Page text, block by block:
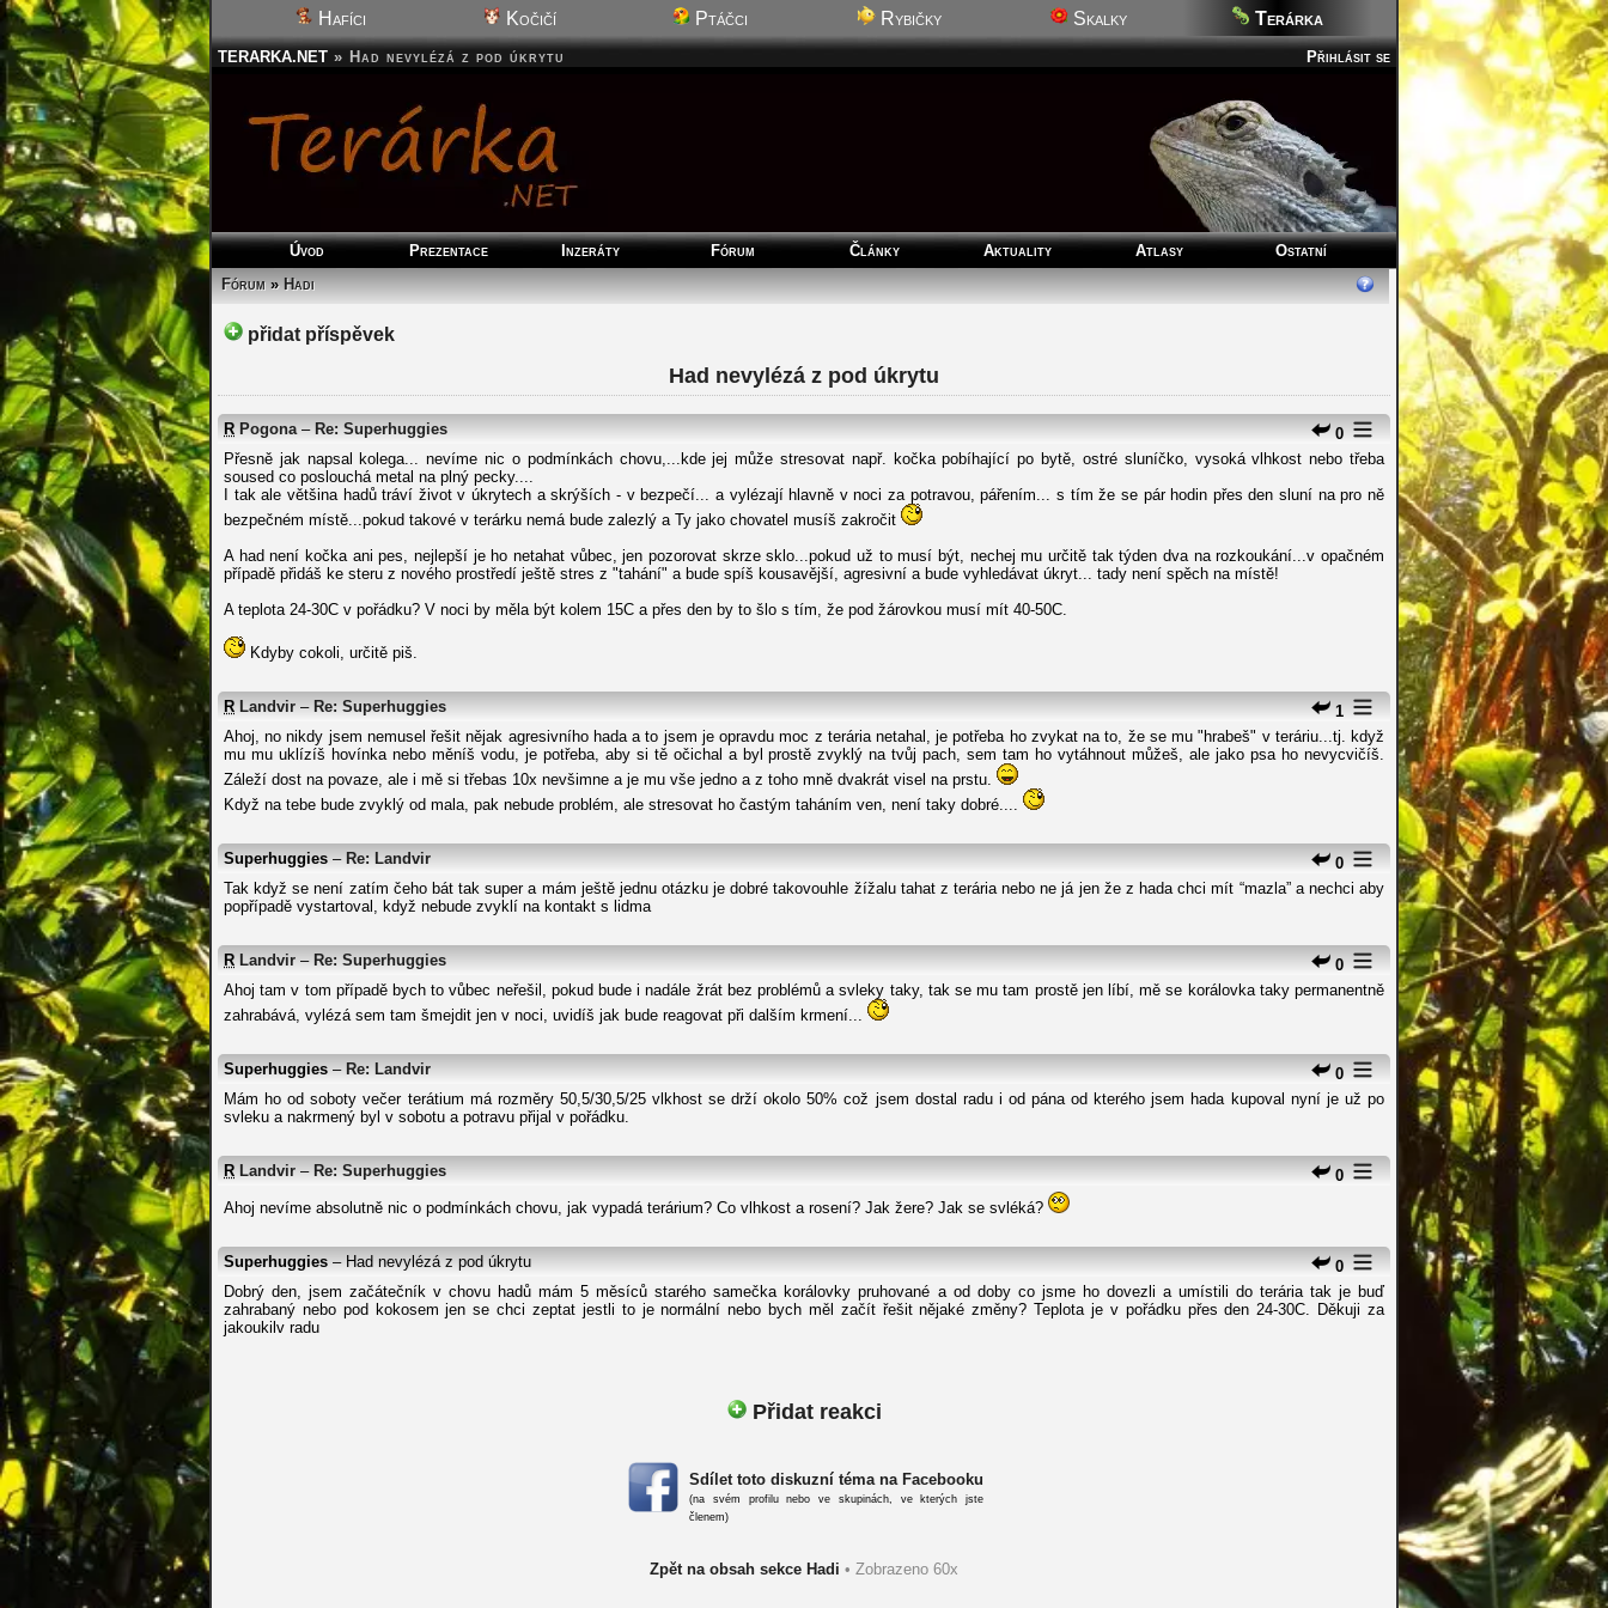
Hafíci Kočičí Ptáčci Rybičky Skalky Terárka
Přihlásit se
TERARKA.NET » Had nevylézá z pod úkrytu
Úvod Prezentace Inzeráty Fórum Články Aktuality Atlasy
Ostatní
Fórum»Hadi
přidat příspěvek
Had nevylézá z pod úkrytu
0
R Pogona – Re: Superhuggies
Přesně jak napsal kolega... nevíme nic o podmínkách chovu,...kde jej může stresovat např. kočka pobíhající po bytě, ostré sluníčko, vysoká vlhkost nebo třeba
soused co poslouchá metal na plný pecky....
I tak ale většina hadů tráví život v úkrytech a skrýších - v bezpečí... a vylézají hlavně v noci za potravou, pářením... s tím že se pár hodin přes den sluní na pro ně
bezpečném místě...pokud takové v terárku nemá bude zalezlý a Ty jako chovatel musíš zakročit
A had není kočka ani pes, nejlepší je ho netahat vůbec, jen pozorovat skrze sklo...pokud už to musí být, nechej mu určitě tak týden dva na rozkoukání...v opačném
případě přidáš ke steru z nového prostředí ještě stres z "tahání" a bude spíš kousavější, agresivní a bude vyhledávat úkryt... tady není spěch na místě!
A teplota 24-30C v pořádku? V noci by měla být kolem 15C a přes den by to šlo s tím, že pod žárovkou musí mít 40-50C.
Kdyby cokoli, určitě piš.
1
R Landvir – Re: Superhuggies
Ahoj, no nikdy jsem nemusel řešit nějak agresivního hada a to jsem je opravdu moc z terária netahal, je potřeba ho zvykat na to, že se mu "hrabeš" v teráriu...tj. když
mu mu uklízíš hovínka nebo měníš vodu, je potřeba, aby si tě očichal a byl prostě zvyklý na tvůj pach, sem tam ho vytáhnout můžeš, ale jako psa ho nevycvičíš.
Záleží dost na povaze, ale i mě si třebas 10x nevšimne a je mu vše jedno a z toho mně dvakrát visel na prstu.
Když na tebe bude zvyklý od mala, pak nebude problém, ale stresovat ho častým taháním ven, není taky dobré....
0
Superhuggies – Re: Landvir
Tak když se není zatím čeho bát tak super a mám ještě jednu otázku je dobré takovouhle žížalu tahat z terária nebo ne já jen že z hada chci mít “mazla” a nechci aby
popřípadě vystartoval, když nebude zvyklí na kontakt s lidma
0
R Landvir – Re: Superhuggies
Ahoj tam v tom případě bych to vůbec neřešil, pokud bude i nadále žrát bez problémů a svleky taky, tak se mu tam prostě jen líbí, mě se korálovka taky permanentně
zahrabává, vylézá sem tam šmejdit jen v noci, uvidíš jak bude reagovat při dalším krmení...
0
Superhuggies – Re: Landvir
Mám ho od soboty večer terátium má rozměry 50,5/30,5/25 vlkhost se drží okolo 50% což jsem dostal radu i od pána od kterého jsem hada kupoval nyní je už po
svleku a nakrmený byl v sobotu a potravu přijal v pořádku.
0
R Landvir – Re: Superhuggies
Ahoj nevíme absolutně nic o podmínkách chovu, jak vypadá terárium? Co vlhkost a rosení? Jak žere? Jak se svléká?
0
Superhuggies – Had nevylézá z pod úkrytu
Dobrý den, jsem začátečník v chovu hadů mám 5 měsíců starého samečka korálovky pruhované a od doby co jsme ho dovezli a umístili do terária tak je buď
zahrabaný nebo pod kokosem jen se chci zeptat jestli to je normální nebo bych měl začít řešit nějaké změny? Teplota je v pořádku přes den 24-30C. Děkuji za
jakoukilv radu
Přidat reakci
Sdílet toto diskuzní téma na Facebooku
(na svém profilu nebo ve skupinách, ve kterých jste
členem)
Zpět na obsah sekce Hadi • Zobrazeno 60x